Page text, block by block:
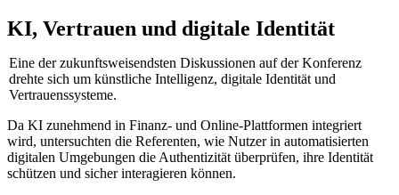
KI, Vertrauen und digitale Identität
Eine der zukunftsweisendsten Diskussionen auf der Konferenz
drehte sich um künstliche Intelligenz, digitale Identität und
Vertrauenssysteme.
Da KI zunehmend in Finanz- und Online-Plattformen integriert
wird, untersuchten die Referenten, wie Nutzer in automatisierten
digitalen Umgebungen die Authentizität überprüfen, ihre Identität
schützen und sicher interagieren können.